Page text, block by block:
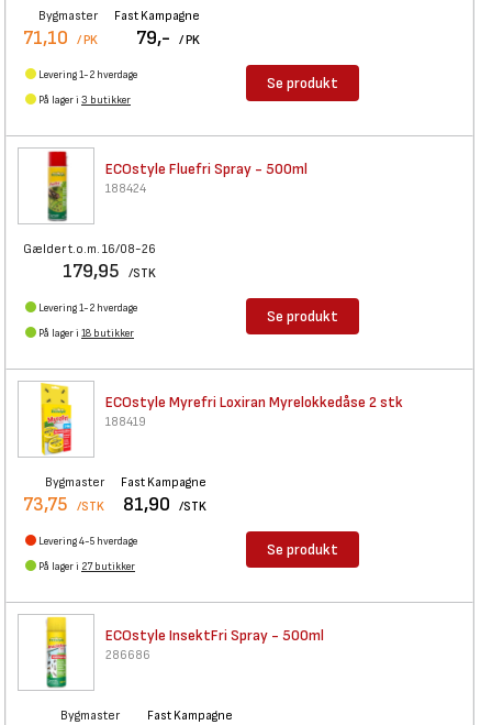
Bygmaster
71,10 / PK
Fast Kampagne
79,- / PK
Levering 1-2 hverdage
På lager i 3 butikker
Se produkt
ECOstyle Fluefri Spray - 500ml
188424
Gælder t.o.m. 16/08-26
179,95 /STK
Levering 1-2 hverdage
På lager i 18 butikker
Se produkt
ECOstyle Myrefri Loxiran Myrelokkedåse 2 stk
188419
Bygmaster
73,75 /STK
Fast Kampagne
81,90 /STK
Levering 4-5 hverdage
På lager i 27 butikker
Se produkt
ECOstyle InsektFri Spray - 500ml
286686
Bygmaster Fast Kampagne